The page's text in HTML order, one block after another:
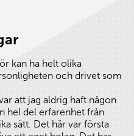
kan ha helt olika
och drivet som
att jag aldrig haft någon
hel del erfarenhet från
sätt. Det här var första